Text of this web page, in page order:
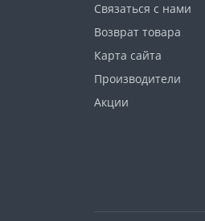
Связаться с нами
Возврат товара
Карта сайта
Производители
Акции